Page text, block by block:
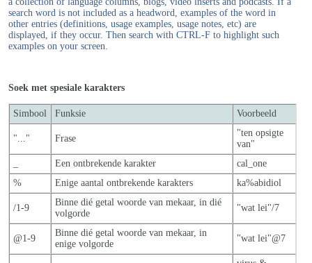
search word is not included as a headword, examples of the word in
other entries (definitions, usage examples, usage notes, etc) are
displayed, if they occur. Then search with CTRL-F to highlight such
examples on your screen.
Soek met spesiale karakters
Simbool Funksie Voorbeeld
"..." Frase
"ten opsigte
van"
Een ontbrekende karakter
cal_one
%
Enige aantal ontbrekende karakters ka%abidiol
/1-9
Binne dié getal woorde van mekaar, in dié
volgorde
"wat lei"/7
@1-9
Binne dié getal woorde van mekaar, in
enige volgorde
"wat lei"@7